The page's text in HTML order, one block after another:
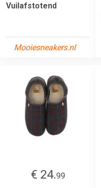
Vuilafstotend
Mooiesneakers.nl
€ 24.99